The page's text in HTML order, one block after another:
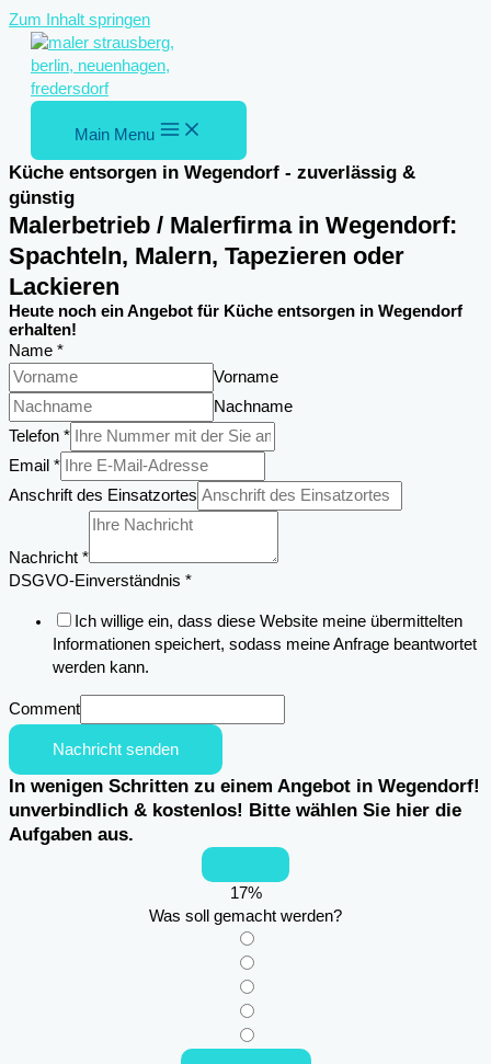
Zum Inhalt springen
Main Menu
Küche entsorgen in Wegendorf - zuverlässig &
günstig
Malerbetrieb / Malerfirma in Wegendorf:
Spachteln, Malern, Tapezieren oder
Lackieren
Heute noch ein Angebot für Küche entsorgen in Wegendorf
erhalten!
Name *
Vorname
Nachname
Einsatzortes
Anschrift
Telefon *
Email *
Anschrift des Einsatzortes
Nachricht *
DSGVO-Einverständnis *
Ich willige ein, dass diese Website meine übermittelten
Informationen speichert, sodass meine Anfrage beantwortet
werden kann.
Comment
Nachricht senden
In wenigen Schritten zu einem Angebot in Wegendorf!
unverbindlich & kostenlos! Bitte wählen Sie hier die
Aufgaben aus.
17%
Was soll gemacht werden?